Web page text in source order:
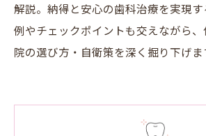
解説。納得と安心の歯科治療を実現
例やチェックポイントも交えながら
院の選び方・自衛策を深く掘り下げま